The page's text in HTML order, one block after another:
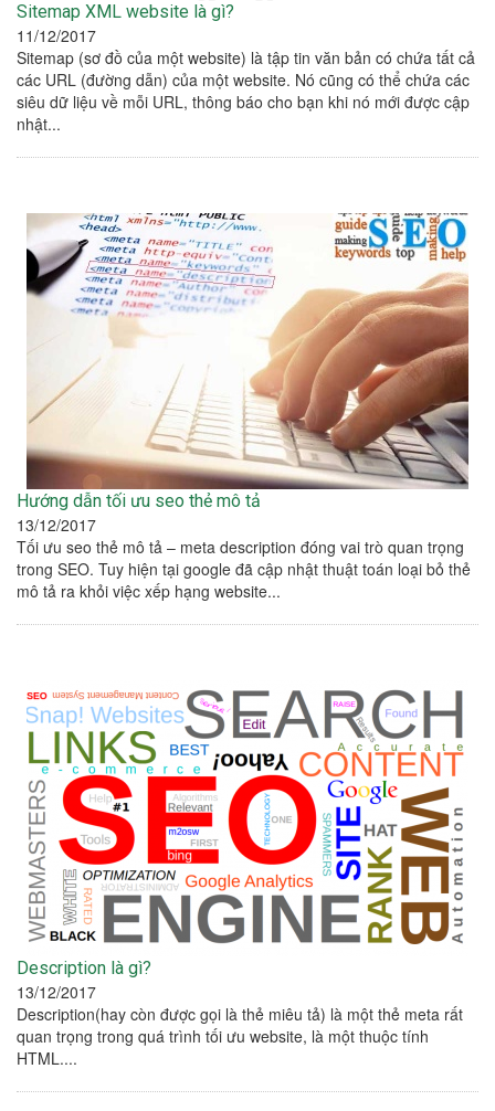
Sitemap XML website là gì?
11/12/2017
Sitemap (sơ đồ của một website) là tập tin văn bản có chứa tất cả
các URL (đường dẫn) của một website. Nó cũng có thể chứa các
siêu dữ liệu về mỗi URL, thông báo cho bạn khi nó mới được cập
nhật...
Hướng dẫn tối ưu seo thẻ mô tả
13/12/2017
Tối ưu seo thẻ mô tả – meta description đóng vai trò quan trọng
trong SEO. Tuy hiện tại google đã cập nhật thuật toán loại bỏ thẻ
mô tả ra khỏi việc xếp hạng website...
Description là gì?
13/12/2017
Description(hay còn được gọi là thẻ miêu tả) là một thẻ meta rất
quan trọng trong quá trình tối ưu website, là một thuộc tính
HTML....